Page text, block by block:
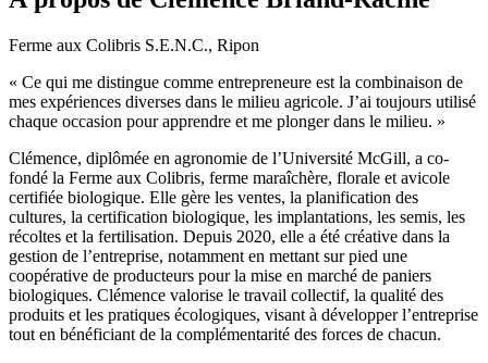
Ferme aux Colibris S.E.N.C., Ripon
« Ce qui me distingue comme entrepreneure est la combinaison de
mes expériences diverses dans le milieu agricole. J’ai toujours utilisé
chaque occasion pour apprendre et me plonger dans le milieu. »
Clémence, diplômée en agronomie de l’Université McGill, a co-
fondé la Ferme aux Colibris, ferme maraîchère, florale et avicole
certifiée biologique. Elle gère les ventes, la planification des
cultures, la certification biologique, les implantations, les semis, les
récoltes et la fertilisation. Depuis 2020, elle a été créative dans la
gestion de l’entreprise, notamment en mettant sur pied une
coopérative de producteurs pour la mise en marché de paniers
biologiques. Clémence valorise le travail collectif, la qualité des
produits et les pratiques écologiques, visant à développer l’entreprise
tout en bénéficiant de la complémentarité des forces de chacun.